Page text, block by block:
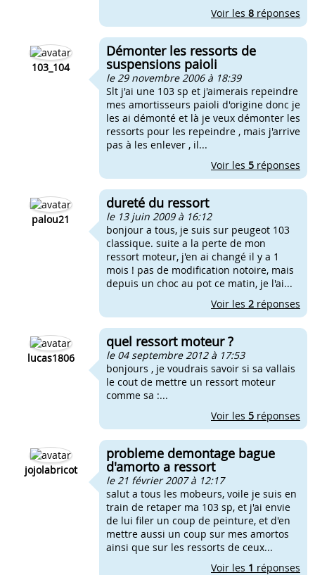
Voir les 8 réponses
103_104
Démonter les ressorts de
suspensions paioli
le 29 novembre 2006 à 18:39
Slt j'ai une 103 sp et j'aimerais repeindre
mes amortisseurs paioli d'origine donc je
les ai démonté et là je veux démonter les
ressorts pour les repeindre , mais j'arrive
pas à les enlever , il...
Voir les 5 réponses
palou21
dureté du ressort
le 13 juin 2009 à 16:12
bonjour a tous, je suis sur peugeot 103
classique. suite a la perte de mon
ressort moteur, j'en ai changé il y a 1
mois ! pas de modification notoire, mais
depuis un choc au pot ce matin, je l'ai...
Voir les 2 réponses
lucas1806
quel ressort moteur ?
le 04 septembre 2012 à 17:53
bonjours , je voudrais savoir si sa vallais
le cout de mettre un ressort moteur
comme sa :...
Voir les 5 réponses
jojolabricot
probleme demontage bague
d'amorto a ressort
le 21 février 2007 à 12:17
salut a tous les mobeurs, voile je suis en
train de retaper ma 103 sp, et j'ai envie
de lui filer un coup de peinture, et d'en
mettre aussi un coup sur mes amortos
ainsi que sur les ressorts de ceux...
Voir les 1 réponses